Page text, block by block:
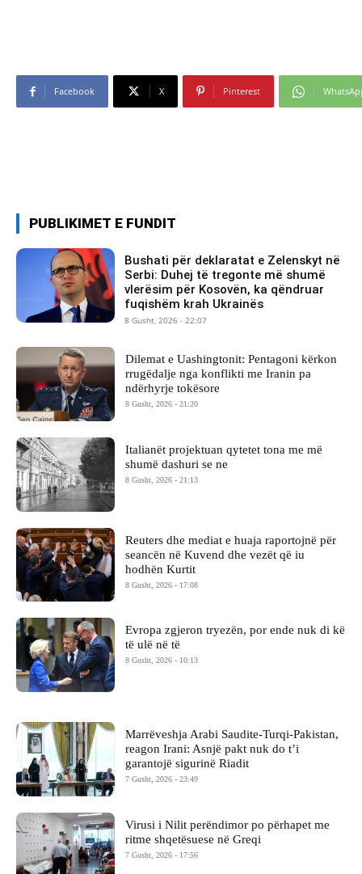
Facebook X Pinterest
PUBLIKIMET E FUNDIT
Bushati për deklaratat e Zelenskyt në
Serbi: Duhej të tregonte më shumë
vlerësim për Kosovën, ka qëndruar
fuqishëm krah Ukrainës
8 Gusht, 2026 - 22:07
Dilemat e Uashingtonit: Pentagoni kërkon
rrugëdalje nga konflikti me Iranin pa
ndërhyrje tokësore
8 Gusht, 2026 - 21:20
Italianët projektuan qytetet tona me më
shumë dashuri se ne
8 Gusht, 2026 - 21:13
Reuters dhe mediat e huaja raportojnë për
seancën në Kuvend dhe vezët që iu
hodhën Kurtit
8 Gusht, 2026 - 17:08
Evropa zgjeron tryezën, por ende nuk di kë
të ulë në të
8 Gusht, 2026 - 10:13
Marrëveshja Arabi Saudite-Turqi-Pakistan,
reagon Irani: Asnjë pakt nuk do t’i
garantojë sigurinë Riadit
7 Gusht, 2026 - 23:49
Virusi i Nilit perëndimor po përhapet me
ritme shqetësuese në Greqi
7 Gusht, 2026 - 17:56